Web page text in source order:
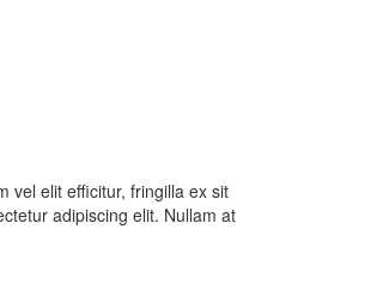
vel elit efficitur, fringilla ex sit
adipiscing elit. Nullam at